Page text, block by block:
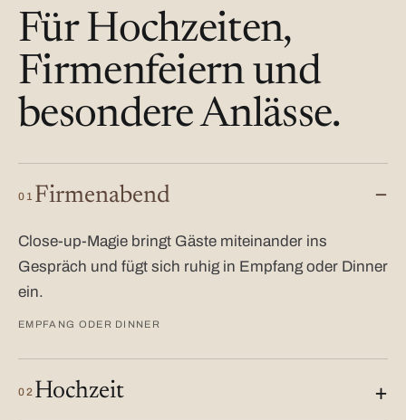
Für Hochzeiten,
Firmenfeiern und
besondere Anlässe.
01 Firmenabend
Close-up-Magie bringt Gäste miteinander ins
Gespräch und fügt sich ruhig in Empfang oder Dinner
ein.
EMPFANG ODER DINNER
02 Hochzeit